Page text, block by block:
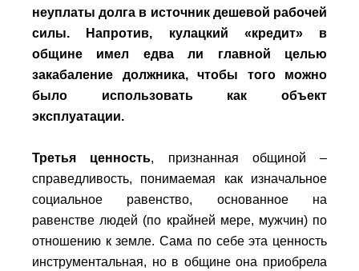
неуплаты долга в источник дешевой рабочей
силы.
Напротив, кулацкий «кредит» в
общине имел едва ли главной целью
закабаление должника, чтобы того можно
было использовать как объект
эксплуатации.
Третья ценность, признанная общиной –
справедливость, понимаемая как изначальное
социальное равенство, основанное на
равенстве людей (по крайней мере, мужчин) по
отношению к земле. Сама по себе эта ценность
инструментальная, но в общине она приобрела